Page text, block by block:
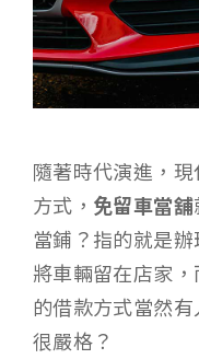
隨著時代演進，
方式， 免留車當舖
當鋪？指的就是
將車輛留在店家
的借款方式當然
很嚴格？